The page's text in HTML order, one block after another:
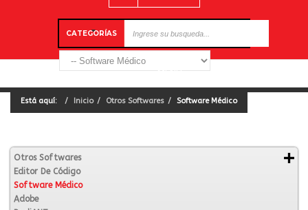
CATEGORÍAS
Está aquí: Inicio Otros Softwares Software Médico
Otros Softwares
Editor De Código
Software Médico
Adobe